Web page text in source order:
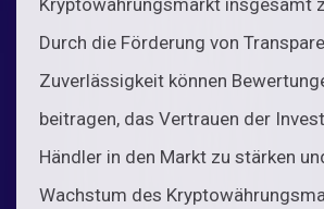
Durch die Förderung von
Zuverlässigkeit können
beitragen, das Vertrauen der
Händler in den Markt zu stärken
Wachstum des